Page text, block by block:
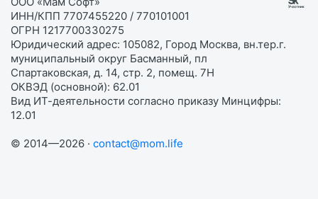
ИНН/КПП 7707455220 / 770101001
ОГРН 1217700330275
Юридический адрес: 105082, Город Москва, вн.тер.г.
муниципальный округ Басманный, пл
Спартаковская, д. 14, стр. 2, помещ. 7Н
ОКВЭД (основной): 62.01
Вид ИТ-деятельности согласно приказу Минцифры:
12.01
© 2014—2026 · contact@mom.life